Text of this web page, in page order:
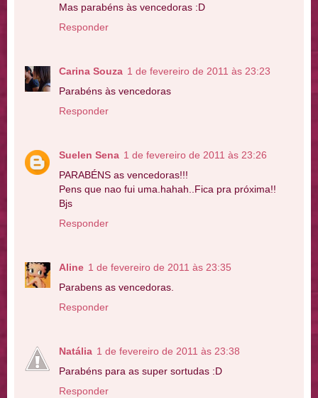
Mas parabéns às vencedoras :D
Responder
Carina Souza 1 de fevereiro de 2011 às 23:23
Parabéns às vencedoras
Responder
Suelen Sena 1 de fevereiro de 2011 às 23:26
PARABÉNS as vencedoras!!!
Pens que nao fui uma.hahah..Fica pra próxima!!
Bjs
Responder
Aline 1 de fevereiro de 2011 às 23:35
Parabens as vencedoras.
Responder
Natália 1 de fevereiro de 2011 às 23:38
Parabéns para as super sortudas :D
Responder